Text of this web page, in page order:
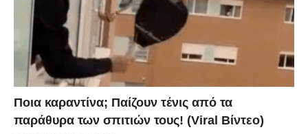
Ποια καραντίνα; Παίζουν τένις από τα
παράθυρα των σπιτιών τους! (Viral Βίντεο)